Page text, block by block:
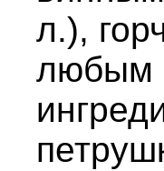
л.),
любым